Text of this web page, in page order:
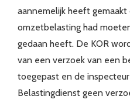
aannemelijk heeft
omzetbelasting had
gedaan heeft. De KOR
van een verzoek van een
toegepast en de
Belastingdienst geen